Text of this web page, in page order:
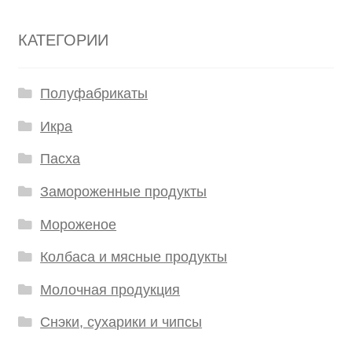
КАТЕГОРИИ
Полуфабрикаты
Икра
Пасха
Замороженные продукты
Мороженое
Колбаса и мясные продукты
Молочная продукция
Снэки, сухарики и чипсы